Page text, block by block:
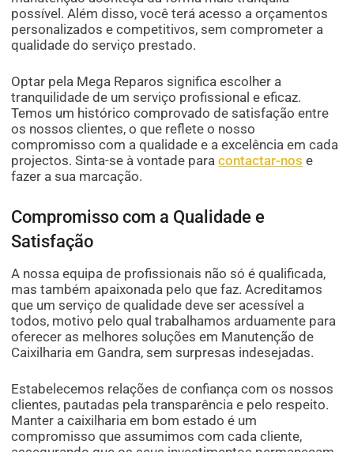
possível. Além disso, você terá acesso a orçamentos
personalizados e competitivos, sem comprometer a
qualidade do serviço prestado.
Optar pela Mega Reparos significa escolher a
tranquilidade de um serviço profissional e eficaz.
Temos um histórico comprovado de satisfação entre
os nossos clientes, o que reflete o nosso
compromisso com a qualidade e a excelência em cada
projectos. Sinta-se à vontade paracontactar-nos e
fazer a sua marcação.
Compromisso com a Qualidade e
Satisfação
A nossa equipa de profissionais não só é qualificada,
mas também apaixonada pelo que faz. Acreditamos
que um serviço de qualidade deve ser acessível a
todos, motivo pelo qual trabalhamos arduamente para
oferecer as melhores soluções em Manutenção de
Caixilharia em Gandra, sem surpresas indesejadas.
Estabelecemos relações de confiança com os nossos
clientes, pautadas pela transparência e pelo respeito.
Manter a caixilharia em bom estado é um
compromisso que assumimos com cada cliente,